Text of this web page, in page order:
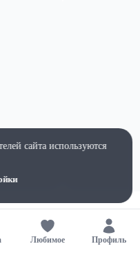
Любимое Профиль
сайта используются